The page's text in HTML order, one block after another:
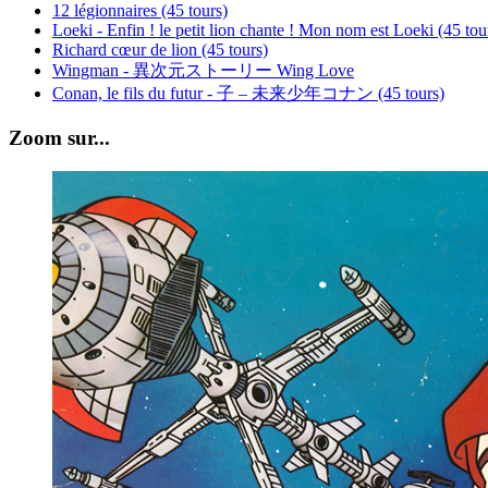
12 légionnaires (45 tours)
Loeki - Enfin ! le petit lion chante ! Mon nom est Loeki (45
Richard cœur de lion (45 tours)
Wingman - 異次元ストーリー Wing Love
Conan, le fils du futur - 子 – 未来少年コナン (45 tours)
Zoom sur...